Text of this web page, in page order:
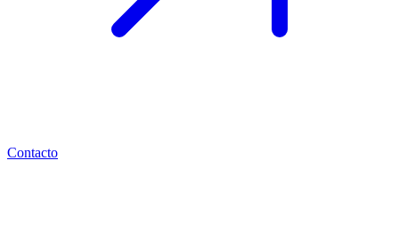
Contacto